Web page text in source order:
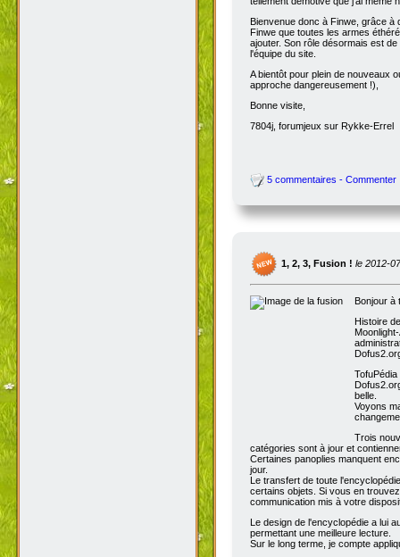
Bienvenue donc à Finwe, grâce
Finwe que toutes les armes
ajouter. Son rôle désormais est
l'équipe du site.
A bientôt pour plein de nouveaux
approche dangereusement !),
Bonne visite,
7804j, forumjeux sur Rykke-Errel
5 commentaires - Commenter
1, 2, 3, Fusion ! le 2012-
Bonjour à
Histoire
belle.
Voyons
Trois
catégories sont à jour et
Certaines panoplies manquent
jour.
Le transfert de toute
certains objets. Si vous en
communication mis à votre
Le design de l'encyclopédie a lui
permettant une meilleure lecture.
Sur le long terme, je compte